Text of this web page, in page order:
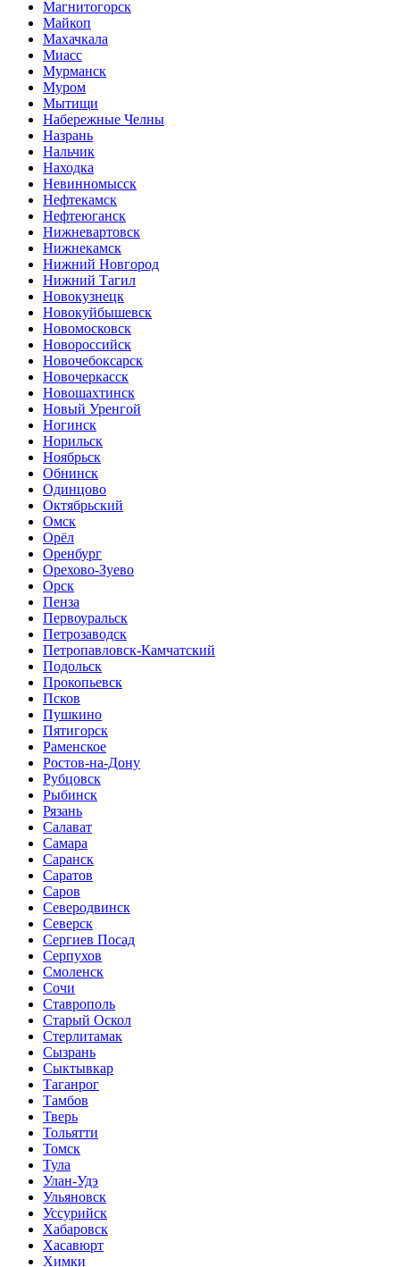
Магнитогорск
Майкоп
Махачкала
Миасс
Мурманск
Муром
Мытищи
Набережные Челны
Назрань
Нальчик
Находка
Невинномысск
Нефтекамск
Нефтеюганск
Нижневартовск
Нижнекамск
Нижний Новгород
Нижний Тагил
Новокузнецк
Новокуйбышевск
Новомосковск
Новороссийск
Новочебоксарск
Новочеркасск
Новошахтинск
Новый Уренгой
Ногинск
Норильск
Ноябрьск
Обнинск
Одинцово
Октябрьский
Омск
Орёл
Оренбург
Орехово-Зуево
Орск
Пенза
Первоуральск
Петрозаводск
Петропавловск-Камчатский
Подольск
Прокопьевск
Псков
Пушкино
Пятигорск
Раменское
Ростов-на-Дону
Рубцовск
Рыбинск
Рязань
Салават
Самара
Саранск
Саратов
Саров
Северодвинск
Северск
Сергиев Посад
Серпухов
Смоленск
Сочи
Ставрополь
Старый Оскол
Стерлитамак
Сызрань
Сыктывкар
Таганрог
Тамбов
Тверь
Тольятти
Томск
Тула
Улан-Удэ
Ульяновск
Уссурийск
Хабаровск
Хасавюрт
Химки